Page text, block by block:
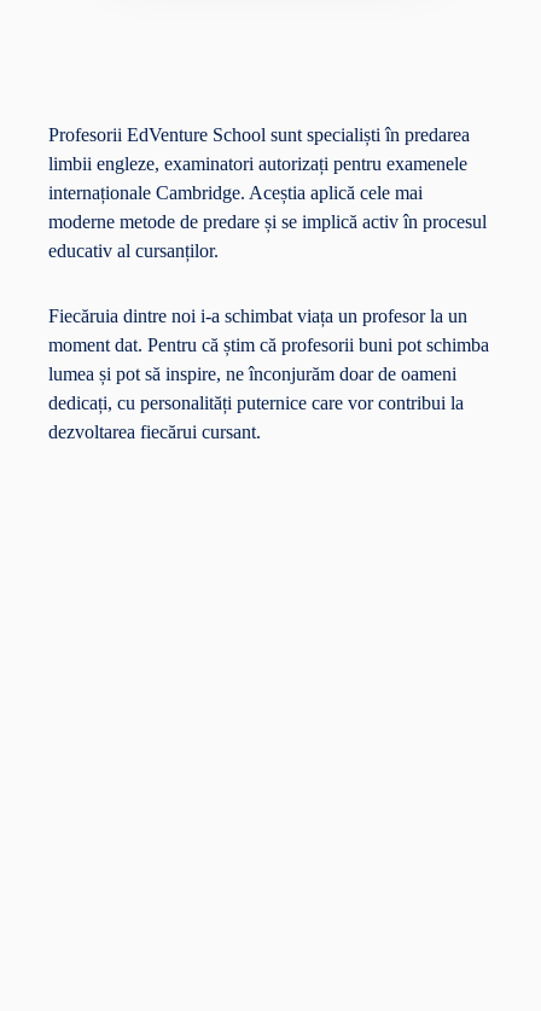
Profesorii EdVenture School sunt specialiști în predarea
limbii engleze, examinatori autorizați pentru examenele
internaționale Cambridge. Aceștia aplică cele mai
moderne metode de predare și se implică activ în procesul
educativ al cursanților.
Fiecăruia dintre noi i-a schimbat viața un profesor la un
moment dat. Pentru că știm că profesorii buni pot schimba
lumea și pot să inspire, ne înconjurăm doar de oameni
dedicați, cu personalități puternice care vor contribui la
dezvoltarea fiecărui cursant.